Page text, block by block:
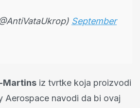
September
Martins iz tvrtke koja proizvodi
Aerospace navodi da bi ovaj